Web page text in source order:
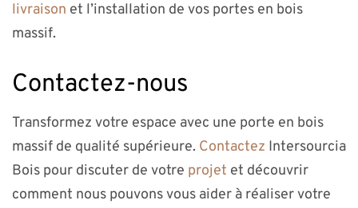
livraison et l’installation de vos portes en bois
massif.
Contactez-nous
Transformez votre espace avec une porte en bois
massif de qualité supérieure. Contactez Intersourcia
Bois pour discuter de votre projet et découvrir
comment nous pouvons vous aider à réaliser votre